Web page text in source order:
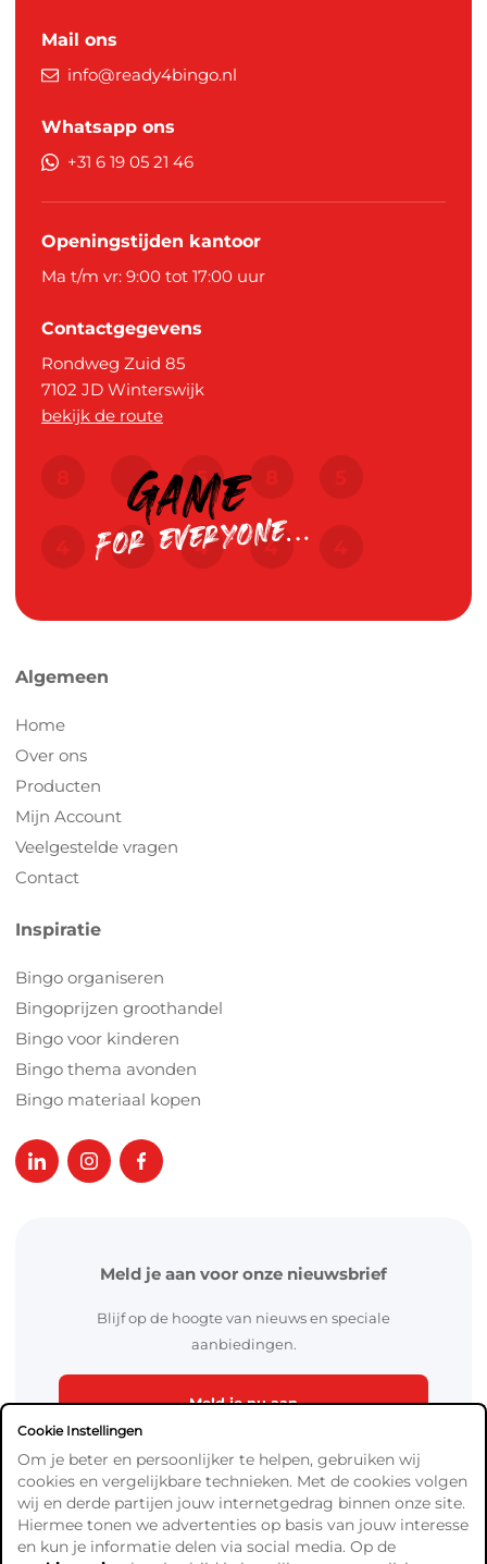
Mail ons
info@ready4bingo.nl
Whatsapp ons
+31 6 19 05 21 46
Openingstijden kantoor
Ma t/m vr: 9:00 tot 17:00 uur
Contactgegevens
Rondweg Zuid 85
7102 JD Winterswijk
bekijk de route
Algemeen
Home
Over ons
Producten
Mijn Account
Veelgestelde vragen
Contact
Inspiratie
Bingo organiseren
Bingoprijzen groothandel
Bingo voor kinderen
Bingo thema avonden
Bingo materiaal kopen
Meld je aan voor onze nieuwsbrief
Blijf op de hoogte van nieuws en speciale
aanbiedingen.
Meld je nu aan
Cookie Instellingen
Om je beter en persoonlijker te helpen, gebruiken wij
cookies en vergelijkbare technieken. Met de cookies volgen
wij en derde partijen jouw internetgedrag binnen onze site.
Hiermee tonen we advertenties op basis van jouw interesse
en kun je informatie delen via social media. Op de